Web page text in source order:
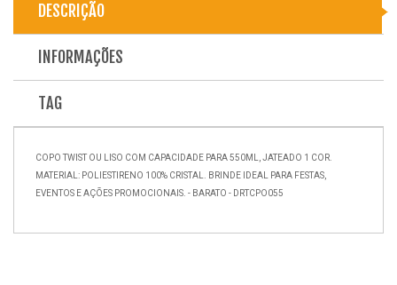
DESCRIÇÃO
INFORMAÇÕES
TAG
COPO TWIST OU LISO COM CAPACIDADE PARA 550ML, JATEADO 1 COR.
MATERIAL: POLIESTIRENO 100% CRISTAL. BRINDE IDEAL PARA FESTAS,
EVENTOS E AÇÕES PROMOCIONAIS. - BARATO - DRTCPO055